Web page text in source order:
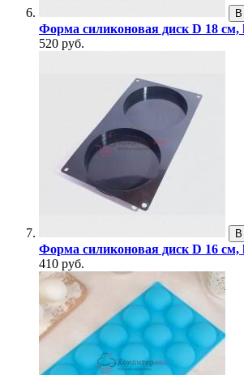
В
Форма силиконовая диск D 18 см,
520 руб.
В
Форма силиконовая диск D 16 см,
410 руб.